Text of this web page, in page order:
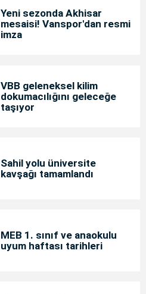
Yeni sezonda Akhisar
mesaisi! Vanspor'dan resmi
imza
VBB geleneksel kilim
dokumacılığını geleceğe
taşıyor
Sahil yolu üniversite
kavşağı tamamlandı
MEB 1. sınıf ve anaokulu
uyum haftası tarihleri